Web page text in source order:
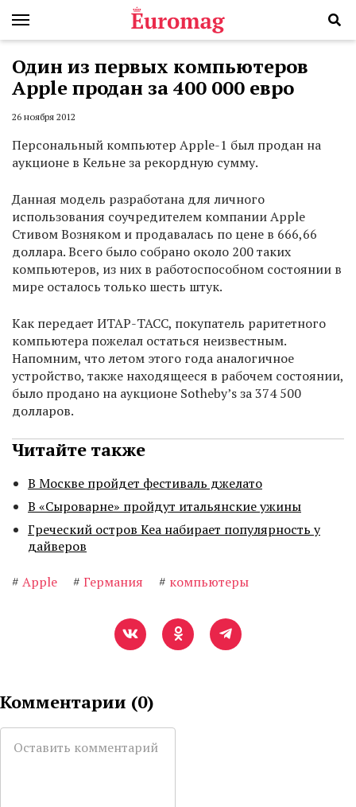
Один из первых компьютеров
Apple продан за 400 000 евро
26 ноября 2012
Персональный компьютер Apple-1 был продан на
аукционе в Кельне за рекордную сумму.
Данная модель разработана для личного
использования соучредителем компании Apple
Стивом Возняком и продавалась по цене в 666,66
доллара. Всего было собрано около 200 таких
компьютеров, из них в работоспособном состоянии в
мире осталось только шесть штук.
Как передает ИТАР-ТАСС, покупатель раритетного
компьютера пожелал остаться неизвестным.
Напомним, что летом этого года аналогичное
устройство, также находящееся в рабочем состоянии,
было продано на аукционе Sotheby’s за 374 500
долларов.
Читайте также
В Москве пройдет фестиваль джелато
В «Сыроварне» пройдут итальянские ужины
Греческий остров Кеа набирает популярность у
дайверов
# Apple # Германия # компьютеры
Комментарии (0)